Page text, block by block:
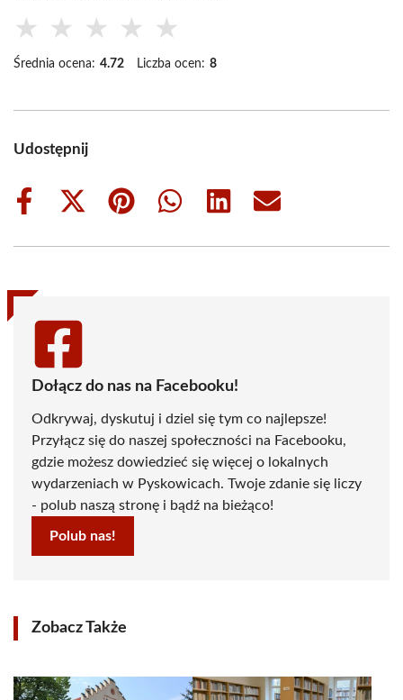
★ ★ ★ ★ ★
Średnia ocena: 4.72 Liczba ocen: 8
Udostępnij
Share
Share
(Twitter)
Share
Share
Share
Share
Dołącz do nas na Facebooku!
Odkrywaj, dyskutuj i dziel się tym co najlepsze!
Przyłącz się do naszej społeczności na Facebooku,
gdzie możesz dowiedzieć się więcej o lokalnych
wydarzeniach w Pyskowicach. Twoje zdanie się liczy
- polub naszą stronę i bądź na bieżąco!
Polub nas!
Zobacz Także